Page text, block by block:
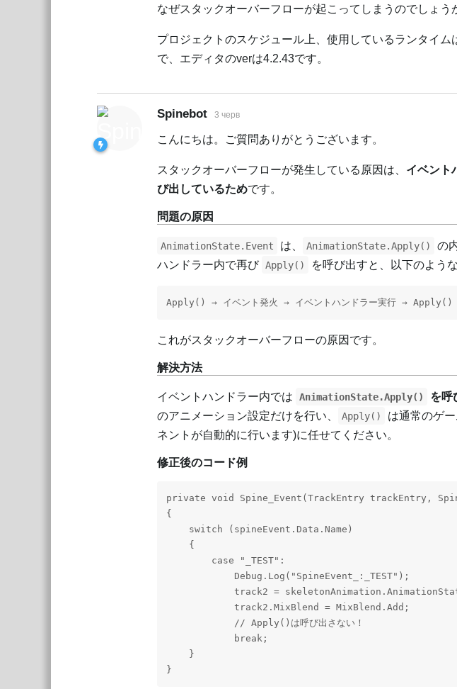
なぜスタックオーバーフローが起こってしまうのでしょう
プロジェクトのスケジュール上、使用しているランタイ
で、エディタのverは4.2.43です。
Spinebot 3 черв
こんにちは。ご質問ありがとうございます。
スタックオーバーフローが発生している原因は、 イベント
び出しているためです。
問題の原因
AnimationState.Event は、 AnimationState.Apply()
の
ハンドラー内で再び Apply() を呼び出すと、以下のよう
Apply() → イベント発火 → イベントハンドラー実行 →
これがスタックオーバーフローの原因です。
解決方法
イベントハンドラー内では AnimationState.Apply() を呼
のアニメーション設定だけを行い、
Apply() は通常のゲ
ネントが自動的に行います)に任せてください。
修正後のコード例
private void Spine_Event(TrackEntry trackEntry,
{
    switch (spineEvent.Data.Name)
    {
        case "_TEST":
            Debug.Log("SpineEvent_:_TEST");
track2 =
            track2.MixBlend = MixBlend.Add;
            // Apply()は呼び出さない！
            break;
    }
}